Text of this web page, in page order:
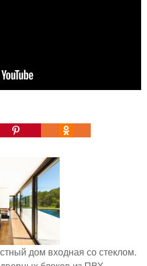
дом входная со стеклом.